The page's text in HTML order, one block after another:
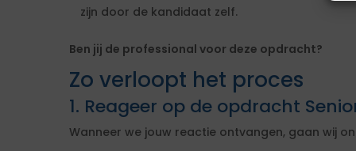
zijn door de kandidaat zelf.
Ben jij de professional voor deze opdracht?
Zo verloopt het proces
1. Reageer op de opdracht
Wanneer we jouw reactie ontvangen, gaan wij